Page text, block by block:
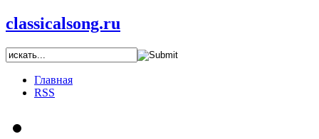
classicalsong.ru
Главная
RSS